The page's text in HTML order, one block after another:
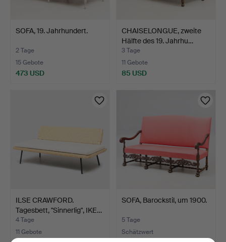
SOFA, 19. Jahrhundert.
2 Tage
15 Gebote
473 USD
CHAISELONGUE, zweite
Hälfte des 19. Jahrhu…
3 Tage
11 Gebote
85 USD
ILSE CRAWFORD.
Tagesbett, "Sinnerlig", IKE…
4 Tage
11 Gebote
SOFA, Barockstil, um 1900.
5 Tage
Schätzwert